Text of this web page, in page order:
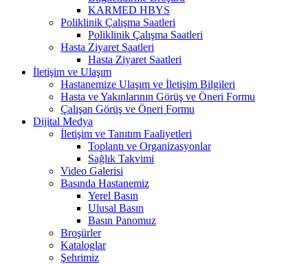
KARMED HBYS
Poliklinik Çalışma Saatleri
Poliklinik Çalışma Saatleri
Hasta Ziyaret Saatleri
Hasta Ziyaret Saatleri
İletişim ve Ulaşım
Hastanemize Ulaşım ve İletişim Bilgileri
Hasta ve Yakınlarının Görüş ve Öneri Formu
Çalışan Görüş ve Öneri Formu
Dijital Medya
İletişim ve Tanıtım Faaliyetleri
Toplantı ve Organizasyonlar
Sağlık Takvimi
Video Galerisi
Basında Hastanemiz
Yerel Basın
Ulusal Basın
Basın Panomuz
Broşürler
Kataloglar
Şehrimiz